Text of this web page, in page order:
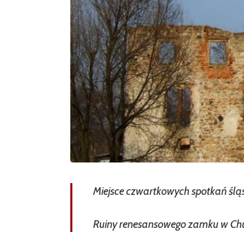
Miejsce czwartkowych spotkań
Ruiny renesansowego zamku w